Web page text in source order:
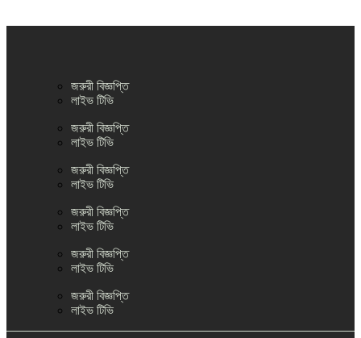
জরুরী বিজ্ঞপ্তি
লাইভ টিভি
জরুরী বিজ্ঞপ্তি
লাইভ টিভি
জরুরী বিজ্ঞপ্তি
লাইভ টিভি
জরুরী বিজ্ঞপ্তি
লাইভ টিভি
জরুরী বিজ্ঞপ্তি
লাইভ টিভি
জরুরী বিজ্ঞপ্তি
লাইভ টিভি